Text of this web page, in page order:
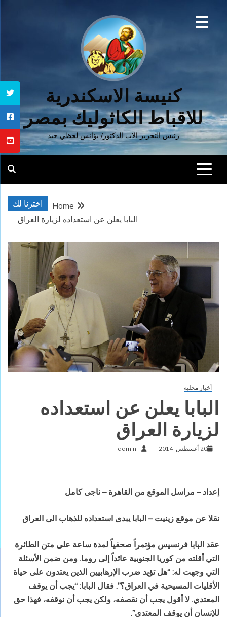
كنيسة الاسكندرية
للاقباط الكاثوليك بمصر
رئيس التحرير الاب الدكتور/ يؤانس لحظي جيد
اخترنا لك
Home
البابا يعلن عن استعداده لزيارة العراق
أخبار محلية
البابا يعلن عن استعداده
لزيارة العراق
20 أغسطس, 2014 admin
إعداد – مراسل الموقع من القاهرة – ناجى كامل
نقلا عن موقع زينيت – البابا يبدى استعداده للذهاب الى العراق
عقد البابا فرنسيس مؤتمراً صحفياً لمدة ساعة على متن الطائرة
التي أقلته من كوريا الجنوبية عائداً إلى روما. ومن ضمن الأسئلة
التي وجهت له: “هل تؤيد ضرب الإرهابيين الذين يعتدون على حياة
الأقليات المسيحية في العراق؟”. فقال البابا: “يجب أن يوقف
المعتدي. لا أقول يجب أن نقصفه، ولكن يجب أن نوقفه، فهذا حق
للإنسان أن يوقف المعتدي”.